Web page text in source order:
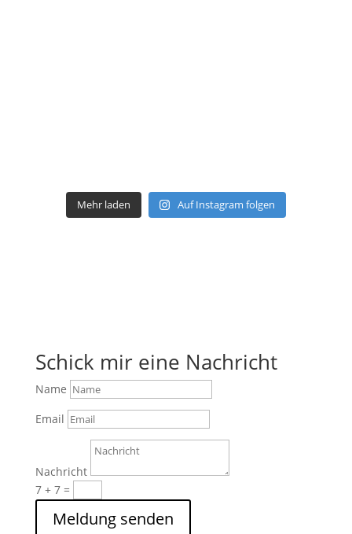
Mehr laden Auf Instagram folgen
Schick mir eine Nachricht
Name
Email
Nachricht
7 + 7=
Meldung senden